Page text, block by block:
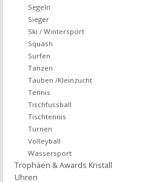
Segeln
Sieger
Ski / Wintersport
Squash
Surfen
Tanzen
Tauben /Kleinzucht
Tennis
Tischfussball
Tischtennis
Turnen
Volleyball
Wassersport
Trophäen & Awards Kristall
Uhren